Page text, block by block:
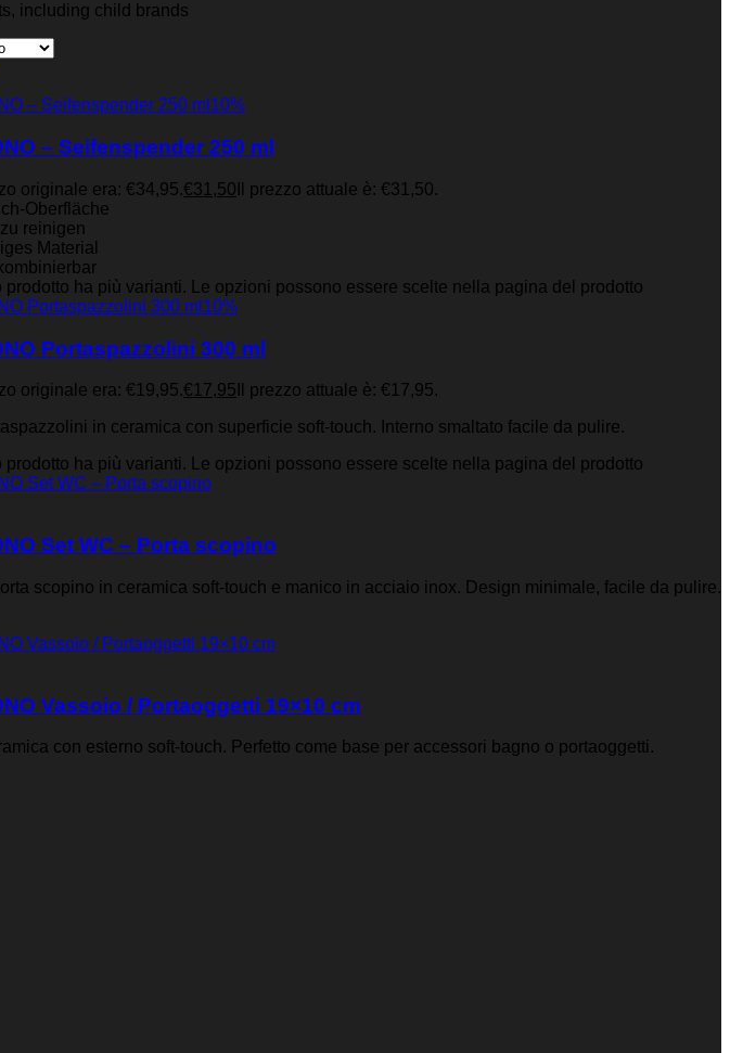
including child brands
10%
– Seifenspender 250 ml
originale era: €34,95.€31,50 Il prezzo attuale è: €31,50.
Oberfläche
reinigen
Material
prodotto ha più varianti. Le opzioni possono essere scelte nella pagina del prodotto
10%
Portaspazzolini 300 ml
originale era: €19,95.€17,95 Il prezzo attuale è: €17,95.
in ceramica con superficie soft-touch. Interno smaltato facile da pulire.
prodotto ha più varianti. Le opzioni possono essere scelte nella pagina del prodotto
Set WC – Porta scopino
scopino in ceramica soft-touch e manico in acciaio inox. Design minimale, facile da pulire.
Vassoio / Portaoggetti 19×10 cm
con esterno soft-touch. Perfetto come base per accessori bagno o portaoggetti.